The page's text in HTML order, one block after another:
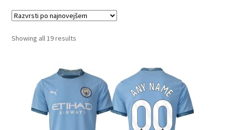
Showing all 19 resultsSorted